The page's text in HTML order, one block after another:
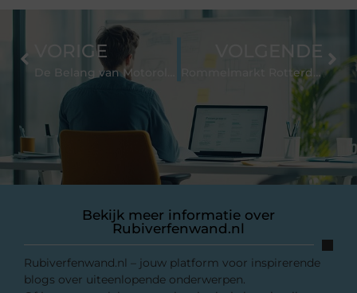
Bekijk meer informatie over
Rubiverfenwand.nl
Rubiverfenwand.nl – jouw platform voor inspirerende
blogs over uiteenlopende onderwerpen.
VORIGE VOLGENDE
Rommelmarkt Rotterdam Verrukt Je Zintuigen en Portemonnee